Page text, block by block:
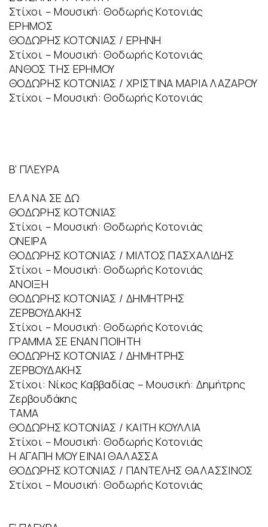
Στίχοι – Μουσική: Θοδωρής Κοτονιάς
ΕΡΗΜΟΣ
ΘΟΔΩΡΗΣ ΚΟΤΟΝΙΑΣ / ΕΡΗΝΗ
Στίχοι – Μουσική: Θοδωρής Κοτονιάς
ΑΝΘΟΣ ΤΗΣ ΕΡΗΜΟΥ
ΘΟΔΩΡΗΣ ΚΟΤΟΝΙΑΣ / ΧΡΙΣΤΙΝΑ ΜΑΡΙΑ ΛΑΖΑΡΟΥ
Στίχοι – Μουσική: Θοδωρής Κοτονιάς
Β’ ΠΛΕΥΡΑ
EΛΑ ΝΑ ΣΕ ΔΩ
ΘΟΔΩΡΗΣ ΚΟΤΟΝΙΑΣ
Στίχοι – Μουσική: Θοδωρής Κοτονιάς
ΟΝΕΙΡΑ
ΘΟΔΩΡΗΣ ΚΟΤΟΝΙΑΣ / ΜΙΛΤΟΣ ΠΑΣΧΑΛΙΔΗΣ
Στίχοι – Μουσική: Θοδωρής Κοτονιάς
ΑΝΟΙΞΗ
ΘΟΔΩΡΗΣ ΚΟΤΟΝΙΑΣ / ΔΗΜΗΤΡΗΣ
ΖΕΡΒΟΥΔΑΚΗΣ
Στίχοι – Μουσική: Θοδωρής Κοτονιάς
ΓΡΑΜΜΑ ΣΕ ΕΝΑΝ ΠΟΙΗΤΗ
ΘΟΔΩΡΗΣ ΚΟΤΟΝΙΑΣ / ΔΗΜΗΤΡΗΣ
ΖΕΡΒΟΥΔΑΚΗΣ
Στίχοι: Νίκος Καββαδίας – Μουσική: Δημήτρης
Ζερβουδάκης
ΤΑΜΑ
ΘΟΔΩΡΗΣ ΚΟΤΟΝΙΑΣ / ΚΑΙΤΗ ΚΟΥΛΛΙΑ
Στίχοι – Μουσική: Θοδωρής Κοτονιάς
Η ΑΓΑΠΗ ΜΟΥ ΕΙΝΑΙ ΘΑΛΑΣΣΑ
ΘΟΔΩΡΗΣ ΚΟΤΟΝΙΑΣ / ΠΑΝΤΕΛΗΣ ΘΑΛΑΣΣΙΝΟΣ
Στίχοι – Μουσική: Θοδωρής Κοτονιάς